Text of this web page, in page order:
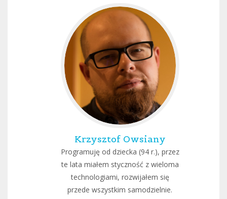
Krzysztof Owsiany
Programuję od dziecka (94 r.), przez
te lata miałem styczność z wieloma
technologiami, rozwijałem się
przede wszystkim samodzielnie.